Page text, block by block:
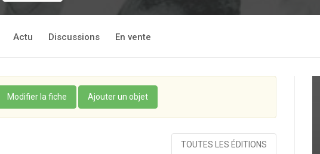
Actu Discussions En vente
Modifier la fiche Ajouter un objet
TOUTES LES ÉDITIONS